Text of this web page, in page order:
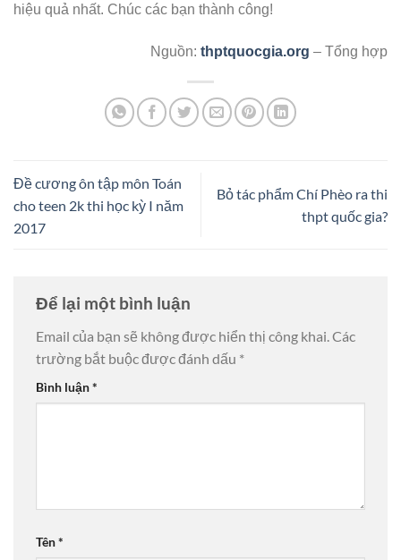
hiệu quả nhất. Chúc các bạn thành công!
Nguồn: thptquocgia.org – Tổng hợp
Đề cương ôn tập môn Toán
cho teen 2k thi học kỳ I năm
2017
Bỏ tác phẩm Chí Phèo ra thi
thpt quốc gia?
Để lại một bình luận
Email của bạn sẽ không được hiển thị công khai.Các
trường bắt buộc được đánh dấu *
Bình luận*
Tên*